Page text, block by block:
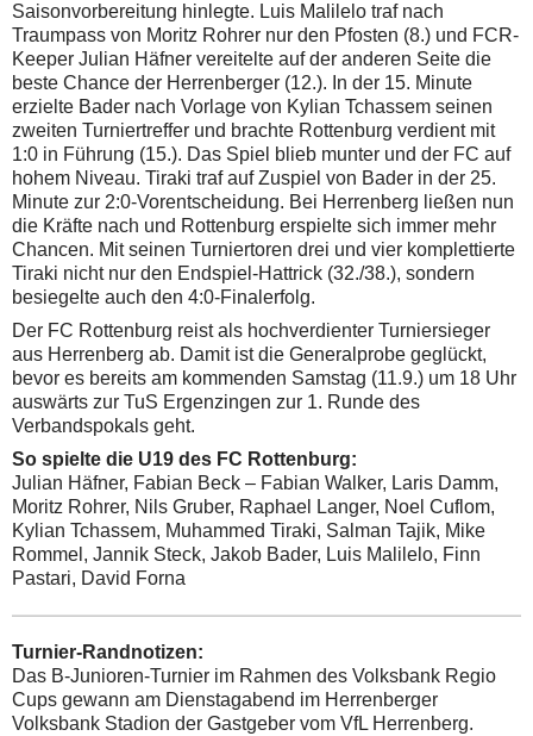
Saisonvorbereitung hinlegte. Luis Malilelo traf nach
Traumpass von Moritz Rohrer nur den Pfosten (8.) und FCR-
Keeper Julian Häfner vereitelte auf der anderen Seite die
beste Chance der Herrenberger (12.). In der 15. Minute
erzielte Bader nach Vorlage von Kylian Tchassem seinen
zweiten Turniertreffer und brachte Rottenburg verdient mit
1:0 in Führung (15.). Das Spiel blieb munter und der FC auf
hohem Niveau. Tiraki traf auf Zuspiel von Bader in der 25.
Minute zur 2:0-Vorentscheidung. Bei Herrenberg ließen nun
die Kräfte nach und Rottenburg erspielte sich immer mehr
Chancen. Mit seinen Turniertoren drei und vier komplettierte
Tiraki nicht nur den Endspiel-Hattrick (32./38.), sondern
besiegelte auch den 4:0-Finalerfolg.
Der FC Rottenburg reist als hochverdienter Turniersieger
aus Herrenberg ab. Damit ist die Generalprobe geglückt,
bevor es bereits am kommenden Samstag (11.9.) um 18 Uhr
auswärts zur TuS Ergenzingen zur 1. Runde des
Verbandspokals geht.
So spielte die U19 des FC Rottenburg:
Julian Häfner, Fabian Beck – Fabian Walker, Laris Damm,
Moritz Rohrer, Nils Gruber, Raphael Langer, Noel Cuflom,
Kylian Tchassem, Muhammed Tiraki, Salman Tajik, Mike
Rommel, Jannik Steck, Jakob Bader, Luis Malilelo, Finn
Pastari, David Forna
Turnier-Randnotizen:
Das B-Junioren-Turnier im Rahmen des Volksbank Regio
Cups gewann am Dienstagabend im Herrenberger
Volksbank Stadion der Gastgeber vom VfL Herrenberg.